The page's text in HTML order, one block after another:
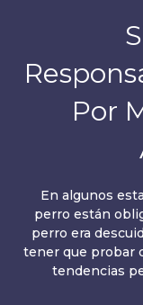
Por
En algunos
perro están
perro era
tener que probar
tendencias